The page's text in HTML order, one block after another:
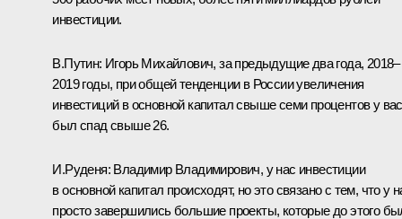
инвестиции.
В.Путин: Игорь Михайлович, за предыдущие два года, 2018–
2019 годы, при общей тенденции в России увеличения
инвестиций в основной капитал свыше семи процентов у вас
был спад свыше 26.
И.Руденя: Владимир Владимирович, у нас инвестиции
в основной капитал происходят, но это связано с тем, что у
просто завершились большие проекты, которые до этого